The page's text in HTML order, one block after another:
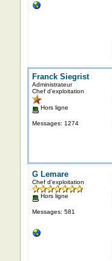
Franck Siegrist
Administrateur
Chef d'exploitation
Hors ligne
Messages: 1274
G Lemare
Chef d'exploitation
Hors ligne
Messages: 581